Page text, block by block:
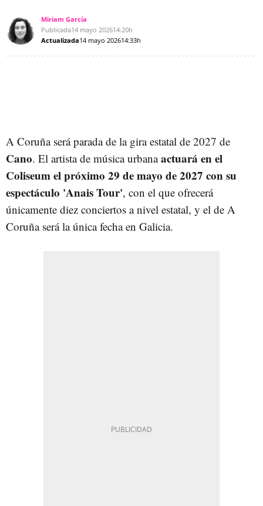
Miriam García
Publicada14 mayo 202614:20h
Actualizada14 mayo 202614:33h
A Coruña será parada de la gira estatal de 2027 de
Cano. El artista de música urbanaactuará en el
Coliseum el próximo 29 de mayo de 2027 con su
espectáculo 'Anais Tour', con el que ofrecerá
únicamente diez conciertos a nivel estatal, y el de A
Coruña será la única fecha en Galicia.